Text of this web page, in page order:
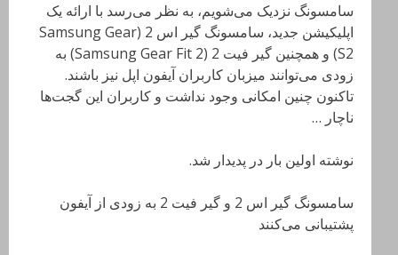
سامسونگ نزدیک می‌شویم، به نظر می‌رسد با ارائه یک
اپلیکیشن جدید، سامسونگ گیر اس 2 (Samsung Gear
S2) و همچنین گیر فیت 2 (Samsung Gear Fit 2) به
زودی می‌توانند میزبان کاربران آیفون اپل نیز باشند.
تاکنون چنین امکانی وجود نداشت و کاربران این گجت‌ها
ناچار …
نوشته اولین بار در پدیدار شد.
سامسونگ گیر اس 2 و گیر فیت 2 به زودی از آیفون
پشتیبانی می‌کنند